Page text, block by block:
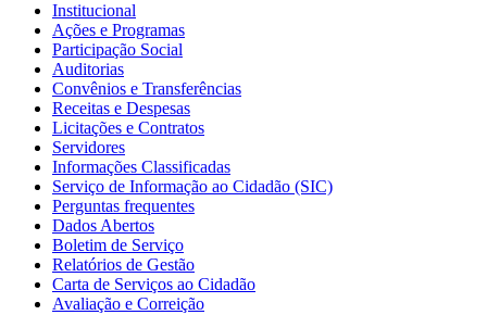
Institucional
Ações e Programas
Participação Social
Auditorias
Convênios e Transferências
Receitas e Despesas
Licitações e Contratos
Servidores
Informações Classificadas
Serviço de Informação ao Cidadão (SIC)
Perguntas frequentes
Dados Abertos
Boletim de Serviço
Relatórios de Gestão
Carta de Serviços ao Cidadão
Avaliação e Correição